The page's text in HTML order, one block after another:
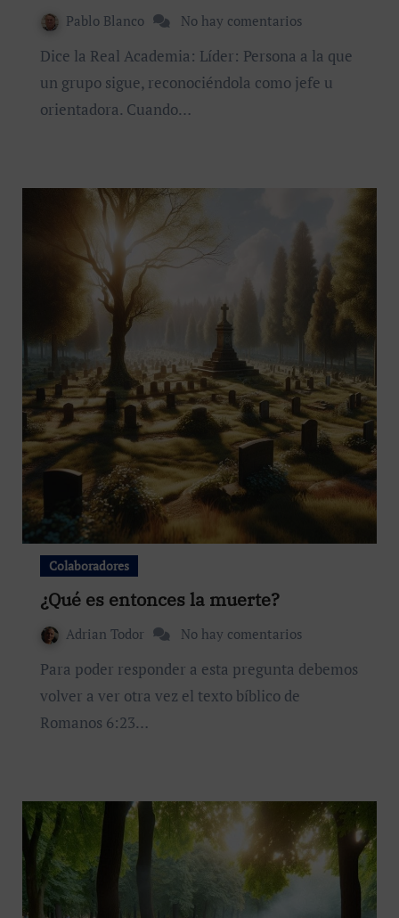
Pablo Blanco No hay comentarios
Dice la Real Academia: Líder: Persona a la que
un grupo sigue, reconociéndola como jefe u
orientadora. Cuando…
Colaboradores
¿Qué es entonces la muerte?
Adrian Todor No hay comentarios
Para poder responder a esta pregunta debemos
volver a ver otra vez el texto bíblico de
Romanos 6:23…